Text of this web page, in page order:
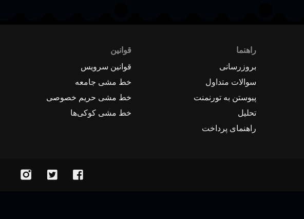
راهنما
بروزرسانی
سوالات متداول
پیوستن به تورنمنت
تحلیل
راهنمای پرداخت
قوانین
قوانین سرویس
خط مشی جامعه
خط مشی حریم خصوصی
خط مشی کوکی‌ها